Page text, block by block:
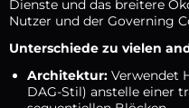
Dienste und das breitere
Nutzer und der Governing
Unterschiede zu vielen
Architektur: Verwendet
DAG-Stil) anstelle einer